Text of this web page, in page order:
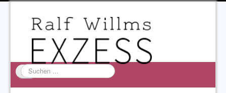
Suchen
...